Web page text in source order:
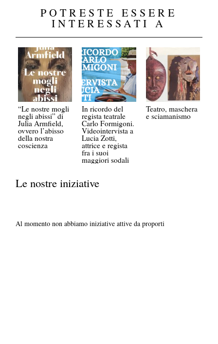
POTRESTE ESSERE
INTERESSATI A
“Le nostre mogli
negli abissi” di
Julia Armfield,
ovvero l’abisso
della nostra
coscienza
In ricordo del
regista teatrale
Carlo Formigoni.
Videointervista a
Lucia Zotti,
attrice e regista
fra i suoi
maggiori sodali
Teatro, maschera
e sciamanismo
Le nostre iniziative
Al momento non abbiamo iniziative attive da proporti